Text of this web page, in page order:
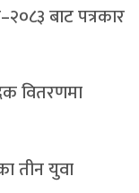
बाट पत्रकार
वितरणमा
तीन युवा